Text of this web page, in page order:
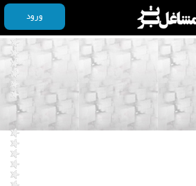
ورود